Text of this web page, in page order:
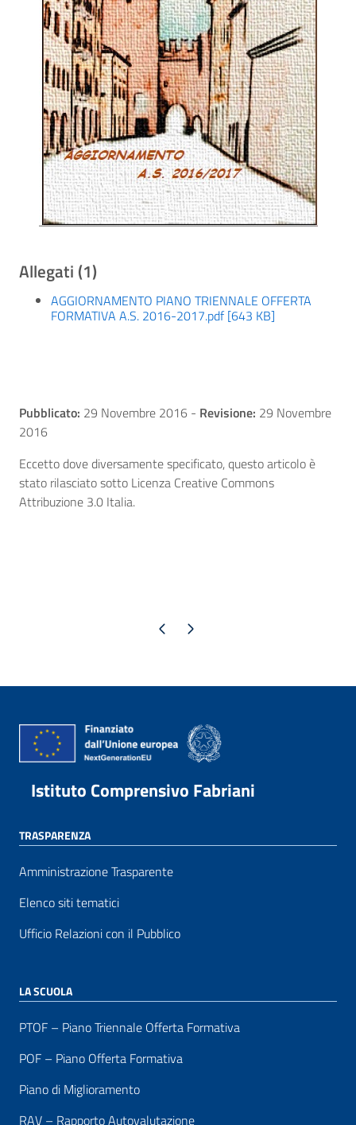
Allegati (1)
AGGIORNAMENTO PIANO TRIENNALE OFFERTA
FORMATIVA A.S. 2016-2017.pdf [643 KB]
Pubblicato: 29 Novembre 2016 - Revisione: 29 Novembre
2016
Eccetto dove diversamente specificato, questo articolo è
stato rilasciato sotto Licenza Creative Commons
Attribuzione 3.0 Italia.
Pagina precedente
Pagina successiva
Istituto Comprensivo Fabriani
TRASPARENZA
Amministrazione Trasparente
Elenco siti tematici
Ufficio Relazioni con il Pubblico
LA SCUOLA
PTOF – Piano Triennale Offerta Formativa
POF – Piano Offerta Formativa
Piano di Miglioramento
RAV – Rapporto Autovalutazione